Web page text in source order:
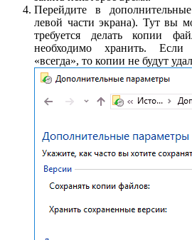
Перейдите в
левой части экрана). Тут вы
требуется делать копии
необходимо хранить. Если
«всегда», то копии не будут